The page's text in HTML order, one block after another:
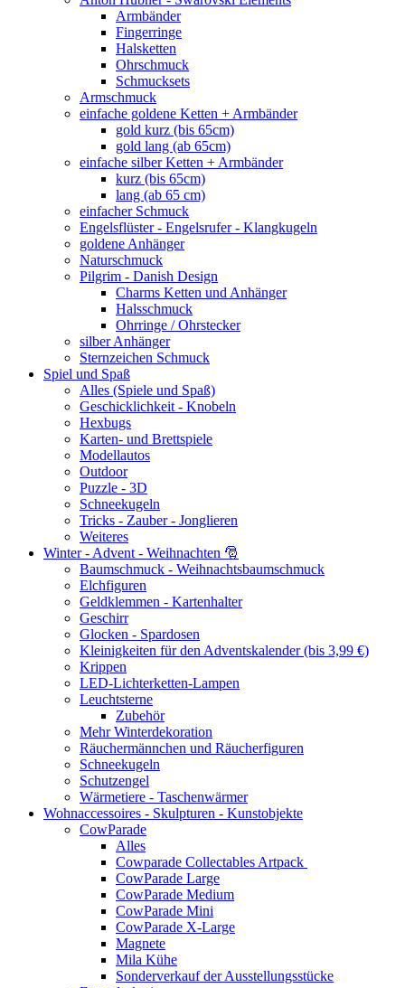
Armbänder
Fingerringe
Halsketten
Ohrschmuck
Schmucksets
Armschmuck
einfache goldene Ketten + Armbänder
gold kurz (bis 65cm)
gold lang (ab 65cm)
einfache silber Ketten + Armbänder
kurz (bis 65cm)
lang (ab 65 cm)
einfacher Schmuck
Engelsflüster - Engelsrufer - Klangkugeln
goldene Anhänger
Naturschmuck
Pilgrim - Danish Design
Charms Ketten und Anhänger
Halsschmuck
Ohrringe / Ohrstecker
silber Anhänger
Sternzeichen Schmuck
Spiel und Spaß
Alles (Spiele und Spaß)
Geschicklichkeit - Knobeln
Hexbugs
Karten- und Brettspiele
Modellautos
Outdoor
Puzzle - 3D
Schneekugeln
Tricks - Zauber - Jonglieren
Weiteres
Winter - Advent - Weihnachten 🎅
Baumschmuck - Weihnachtsbaumschmuck
Elchfiguren
Geldklemmen - Kartenhalter
Geschirr
Glocken - Spardosen
Kleinigkeiten für den Adventskalender (bis 3,99 €)
Krippen
LED-Lichterketten-Lampen
Leuchtsterne
Zubehör
Mehr Winterdekoration
Räuchermännchen und Räucherfiguren
Schneekugeln
Schutzengel
Wärmetiere - Taschenwärmer
Wohnaccessoires - Skulpturen - Kunstobjekte
CowParade
Alles
Cowparade Collectables Artpack
CowParade Large
CowParade Medium
CowParade Mini
CowParade X-Large
Magnete
Mila Kühe
Sonderverkauf der Ausstellungsstücke